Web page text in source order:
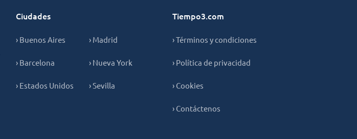
Ciudades
› Buenos Aires
› Barcelona
› Estados Unidos
› Madrid
› Nueva York
› Sevilla
Tiempo3.com
› Términos y condiciones
› Política de privacidad
› Cookies
› Contáctenos